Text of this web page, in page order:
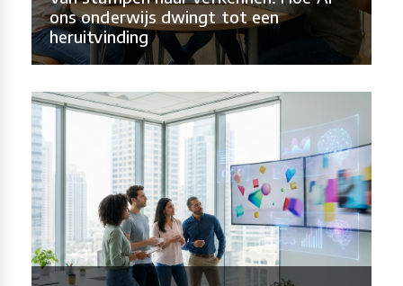
ons onderwijs dwingt tot een
heruitvinding